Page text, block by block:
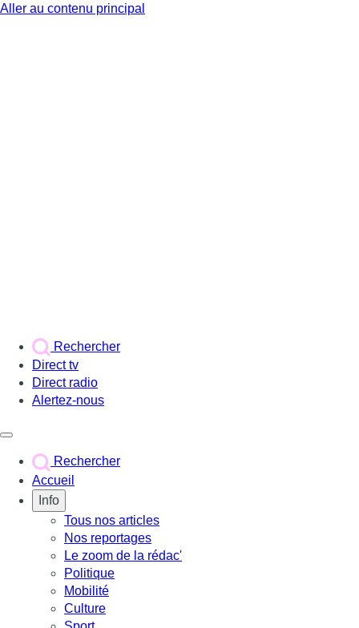
Aller au contenu principal
Rechercher
Direct tv
Direct radio
Alertez-nous
Rechercher
Accueil
Info
Tous nos articles
Nos reportages
Le zoom de la rédac'
Politique
Mobilité
Culture